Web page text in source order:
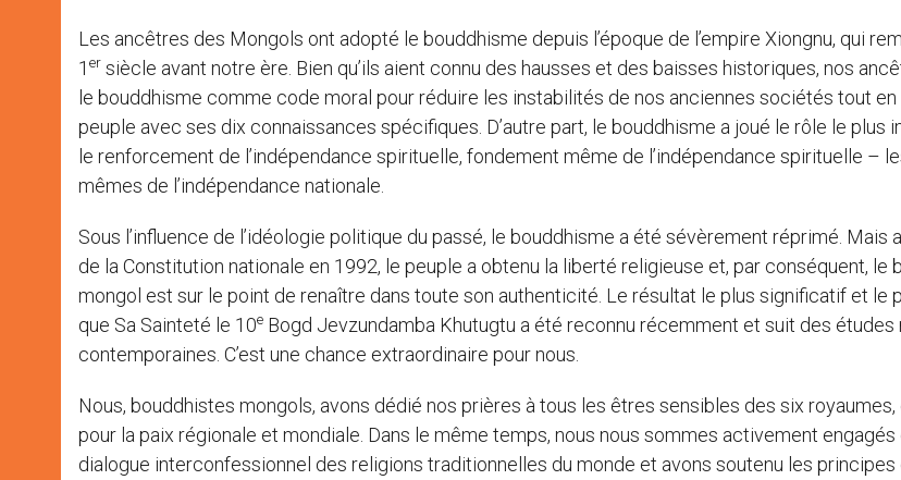
Les ancêtres des Mongols ont adopté le bouddhisme depuis l’époque de l’empire Xiongnu, qui
1 er siècle avant notre ère. Bien qu’ils aient connu des hausses et des baisses historiques, nos
le bouddhisme comme code moral pour réduire les instabilités de nos anciennes sociétés tout en
peuple avec ses dix connaissances spécifiques. D’autre part, le bouddhisme a joué le rôle le plus
le renforcement de l’indépendance spirituelle, fondement même de l’indépendance spirituelle –
mêmes de l’indépendance nationale.
Sous l’influence de l’idéologie politique du passé, le bouddhisme a été sévèrement réprimé. Mais
de la Constitution nationale en 1992, le peuple a obtenu la liberté religieuse et, par conséquent, le
mongol est sur le point de renaître dans toute son authenticité. Le résultat le plus significatif et le
que Sa Sainteté le 10e Bogd Jevzundamba Khutugtu a été reconnu récemment et suit des
contemporaines. C’est une chance extraordinaire pour nous.
Nous, bouddhistes mongols, avons dédié nos prières à tous les êtres sensibles des six
pour la paix régionale et mondiale. Dans le même temps, nous nous sommes activement engagés
dialogue interconfessionnel des religions traditionnelles du monde et avons soutenu les